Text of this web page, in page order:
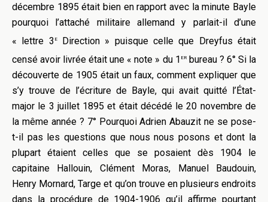
décembre 1895 était bien en rapport avec la minute Bayle
pourquoi l’attaché militaire allemand y parlait-il d’une
« lettre 3 eDirection » puisque celle que Dreyfus était
censé avoir livrée était une « note » du 1 erbureau ? 6° Si la
découverte de 1905 était un faux, comment expliquer que
s’y trouve de l’écriture de Bayle, qui avait quitté l’État-
major le 3 juillet 1895 et était décédé le 20 novembre de
la même année ? 7° Pourquoi Adrien Abauzit ne se pose-
t-il pas les questions que nous nous posons et dont la
plupart étaient celles que se posaient dès 1904 le
capitaine Hallouin, Clément Moras, Manuel Baudouin,
Henry Mornard, Targe et qu’on trouve en plusieurs endroits
dans la procédure de 1904-1906 qu’il affirme pourtant